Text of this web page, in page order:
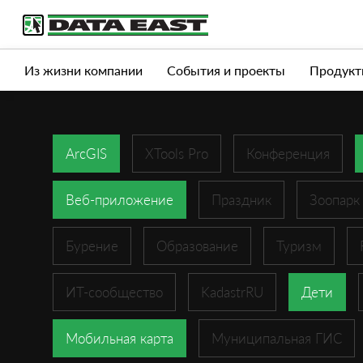
Услуги Продукты Истории успеха
Из жизни компании События и проекты
ArcGIS XTools Pro Конференция
Веб-приложение Праздник Зоопарк
Бурение Образование Туризм
ИТ-сообщество KadastrRU Дети
Мобильная карта Муниципальная ГИС